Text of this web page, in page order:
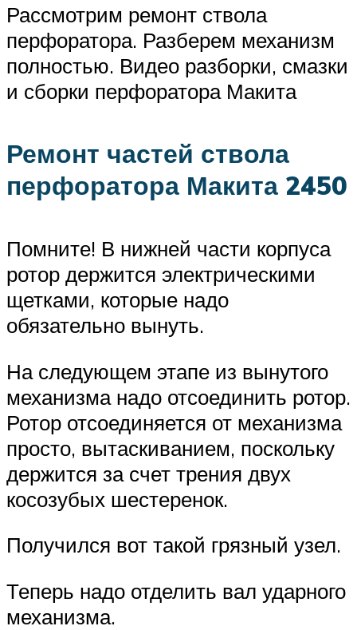
Рассмотрим ремонт ствола
перфоратора. Разберем механизм
полностью. Видео разборки, смазки
и сборки перфоратора Макита
Ремонт частей ствола
перфоратора Макита 2450
Помните! В нижней части корпуса
ротор держится электрическими
щетками, которые надо
обязательно вынуть.
На следующем этапе из вынутого
механизма надо отсоединить ротор.
Ротор отсоединяется от механизма
просто, вытаскиванием, поскольку
держится за счет трения двух
косозубых шестеренок.
Получился вот такой грязный узел.
Теперь надо отделить вал ударного
механизма.